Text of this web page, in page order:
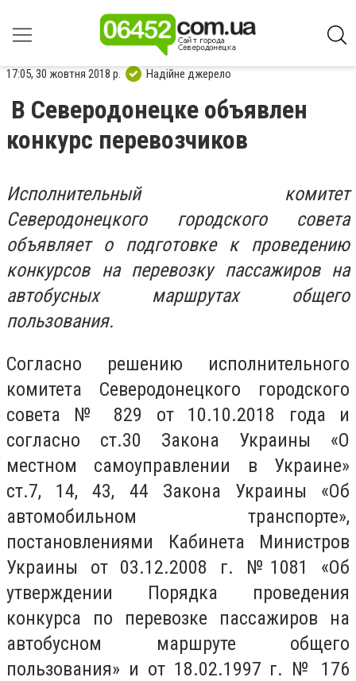
17:05, 30 жовтня 2018 р. Надійне джерело
В Северодонецке объявлен
конкурс перевозчиков
Исполнительный комитет
Северодонецкого городского совета
объявляет о подготовке к проведению
конкурсов на перевозку пассажиров на
автобусных маршрутах общего
пользования.
Согласно решению исполнительного
комитета Северодонецкого городского
совета № 829 от 10.10.2018 года и
согласно ст.30 Закона Украины «О
местном самоуправлении в Украине»
ст.7, 14, 43, 44 Закона Украины «Об
автомобильном транспорте»,
постановлениями Кабинета Министров
Украины от 03.12.2008 г. №1081 «Об
утверждении Порядка проведения
конкурса по перевозке пассажиров на
автобусном маршруте общего
пользования» и от 18.02.1997 г. № 176